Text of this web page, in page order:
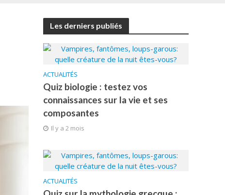
Les derniers publiés
ACTUALITÉS
Quiz biologie : testez vos
connaissances sur la vie et ses
composantes
Il y a 2 mois
ACTUALITÉS